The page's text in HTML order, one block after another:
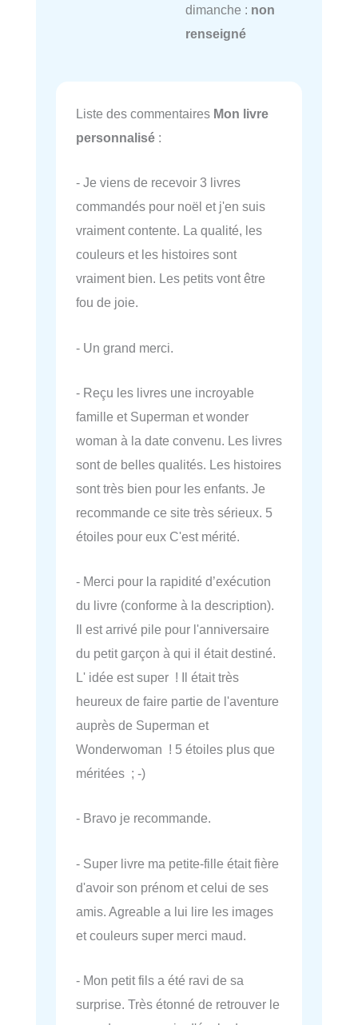
dimanche : non
renseigné
Liste des commentaires Mon livre
personnalisé :
- Je viens de recevoir 3 livres
commandés pour noël et j'en suis
vraiment contente. La qualité, les
couleurs et les histoires sont
vraiment bien. Les petits vont être
fou de joie.
- Un grand merci.
- Reçu les livres une incroyable
famille et Superman et wonder
woman à la date convenu. Les livres
sont de belles qualités. Les histoires
sont très bien pour les enfants. Je
recommande ce site très sérieux. 5
étoiles pour eux C'est mérité.
- Merci pour la rapidité d’exécution
du livre (conforme à la description).
Il est arrivé pile pour l'anniversaire
du petit garçon à qui il était destiné.
L' idée est super ! Il était très
heureux de faire partie de l'aventure
auprès de Superman et
Wonderwoman ! 5 étoiles plus que
méritées ; -)
- Bravo je recommande.
- Super livre ma petite-fille était fière
d'avoir son prénom et celui de ses
amis. Agreable a lui lire les images
et couleurs super merci maud.
- Mon petit fils a été ravi de sa
surprise. Très étonné de retrouver le